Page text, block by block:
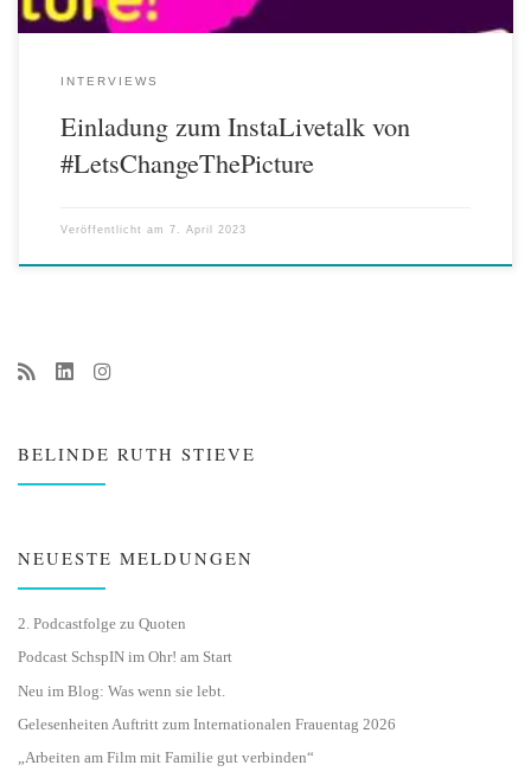
INTERVIEWS
Einladung zum InstaLivetalk von
#LetsChangeThePicture
Veröffentlicht am 7. April 2023
BELINDE RUTH STIEVE
NEUESTE MELDUNGEN
2. Podcastfolge zu Quoten
Podcast SchspIN im Ohr! am Start
Neu im Blog: Was wenn sie lebt.
Gelesenheiten Auftritt zum Internationalen Frauentag 2026
„Arbeiten am Film mit Familie gut verbinden“